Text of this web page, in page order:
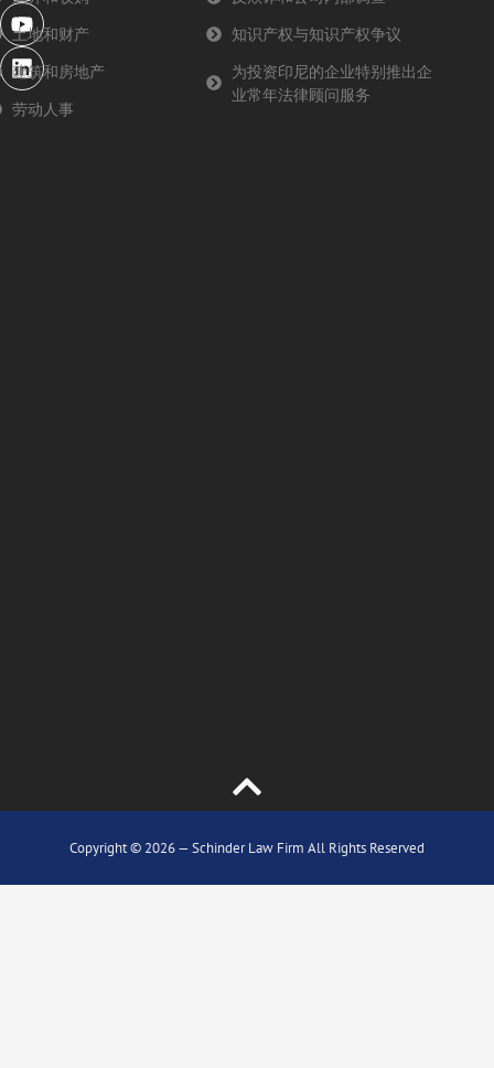
b
o
o
k
-
f
t
e
r
u
b
e
e
d
i
n
土地和财产
建筑和房地产
劳动人事
知识产权与知识产权争议
为投资印尼的企业特别推出企
业常年法律顾问服务
Copyright © 2026 — Schinder Law Firm All Rights Reserved